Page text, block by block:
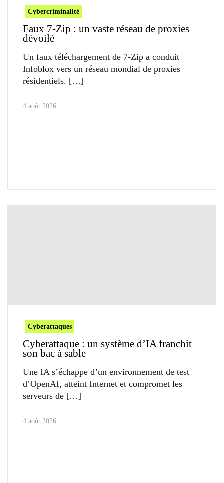
Cybercriminalité
Faux 7-Zip : un vaste réseau de proxies
dévoilé
Un faux téléchargement de 7-Zip a conduit
Infoblox vers un réseau mondial de proxies
résidentiels.
4 août 2026
Cyberattaques
Cyberattaque : un système d’IA franchit
son bac à sable
Une IA s’échappe d’un environnement de test
d’OpenAI, atteint Internet et compromet les
serveurs de
4 août 2026